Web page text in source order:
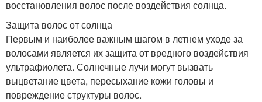
восстановления волос после воздействия солнца.
Защита волос от солнца
Первым и наиболее важным шагом в летнем уходе за
волосами является их защита от вредного воздействия
ультрафиолета. Солнечные лучи могут вызвать
выцветание цвета, пересыхание кожи головы и
повреждение структуры волос.